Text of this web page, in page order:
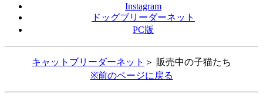
Instagram
ドッグブリーダーネット
PC版
キャットブリーダーネット ＞ 販売中の子猫たち
※前のページに戻る